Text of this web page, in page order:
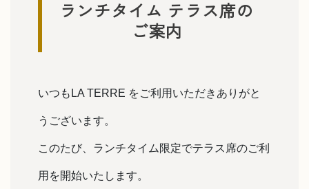
ランチタイム テラス席の
ご案内
いつもLA TERRE をご利用いただきありがと
うございます。
このたび、ランチタイム限定でテラス席のご利
用を開始いたします。